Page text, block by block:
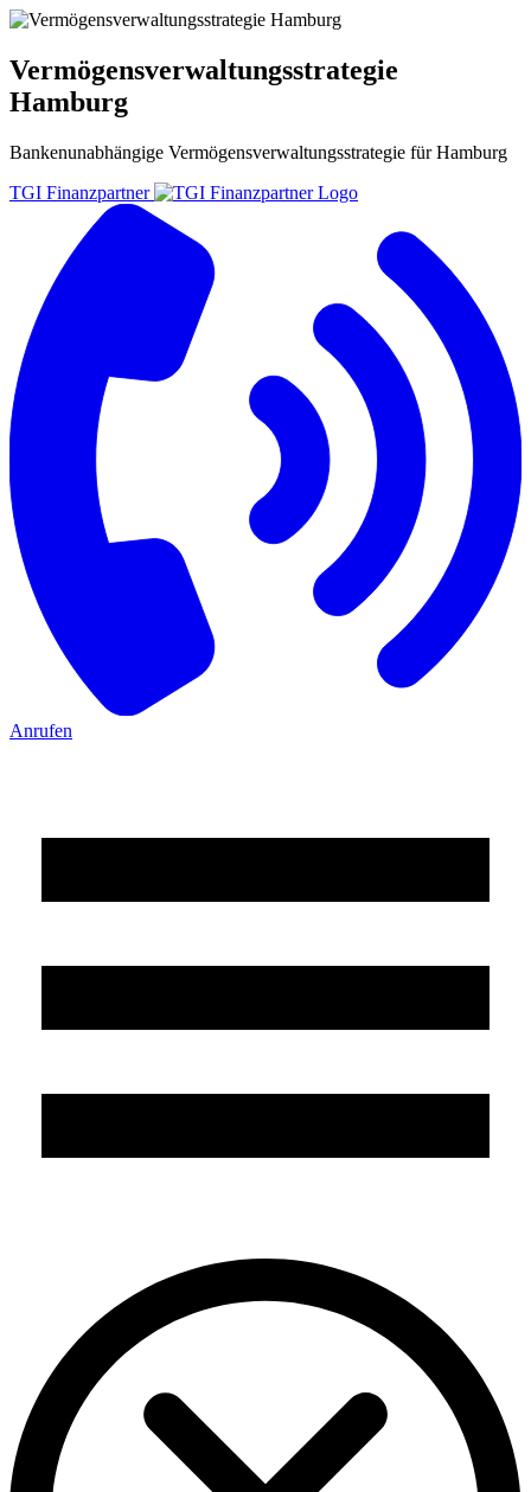
Vermögensverwaltungsstrategie
Hamburg
Bankenunabhängige Vermögensverwaltungsstrategie fürHamburg
TGI Finanzpartner
Anrufen